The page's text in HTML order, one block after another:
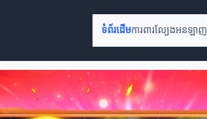
ទំព័រដើមការពារល្បែងអនឡាញ